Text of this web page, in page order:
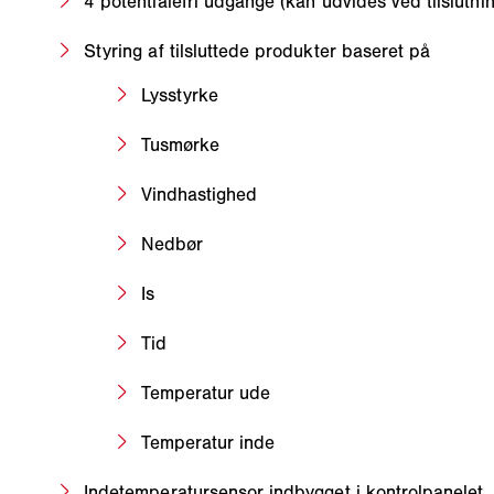
Styring af tilsluttede produkter baseret på
Lysstyrke
Tusmørke
Vindhastighed
Nedbør
Is
Tid
Temperatur ude
Temperatur inde